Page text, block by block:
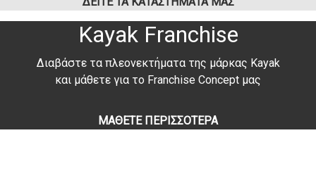
Kayak Franchise​
Διαβάστε τα πλεονεκτήματα της μάρκας Kayak
και μάθετε για το Franchise Concept μας
ΜΑΘΕΤΕ ΠΕΡΙΣΣΟΤΕΡΑ